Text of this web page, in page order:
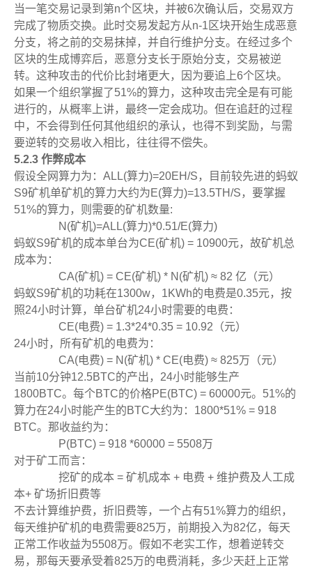
当一笔交易记录到第n个区块，并被6次确认后，交易双方
完成了物质交换。此时交易发起方从n-1区块开始生成恶意
分支，将之前的交易抹掉，并自行维护分支。在经过多个
区块的生成博弈后，恶意分支长于原始分支，交易被逆
转。这种攻击的代价比封堵更大，因为要追上6个区块。
如果一个组织掌握了51%的算力，这种攻击完全是有可能
进行的，从概率上讲，最终一定会成功。但在追赶的过程
中，不会得到任何其他组织的承认，也得不到奖励，与需
要逆转的交易收入相比，往往得不偿失。
5.2.3 作弊成本
假设全网算力为：ALL(算力)=20EH/S，目前较先进的蚂蚁
S9矿机单矿机的算力大约为E(算力)=13.5TH/S，要掌握
51%的算力，则需要的矿机数量:
N(矿机)=ALL(算力)*0.51/E(算力)
蚂蚁S9矿机的成本单台为CE(矿机) = 10900元，故矿机总
成本为：
CA(矿机) = CE(矿机) * N(矿机) ≈ 82 亿（元）
蚂蚁S9矿机的功耗在1300w，1KWh的电费是0.35元，按
照24小时计算，单台矿机24小时需要的电费：
CE(电费) = 1.3*24*0.35 = 10.92（元）
24小时，所有矿机的电费为：
CA(电费) = N(矿机) * CE(电费) ≈ 825万（元）
当前10分钟12.5BTC的产出，24小时能够生产
1800BTC。每个BTC的价格PE(BTC) = 60000元。51%的
算力在24小时能产生的BTC大约为：1800*51% = 918
BTC。那收益约为：
P(BTC) = 918 *60000 = 5508万
对于矿工而言：
挖矿的成本 = 矿机成本 + 电费 + 维护费及人工成
本+ 矿场折旧费等
不去计算维护费，折旧费等，一个占有51%算力的组织，
每天维护矿机的电费需要825万，前期投入为82亿，每天
正常工作收益为5508万。假如不老实工作，想着逆转交
易，那每天要承受着825万的电费消耗，多少天赶上正常